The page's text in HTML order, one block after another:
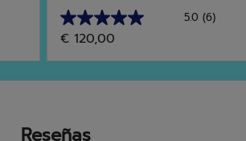
5.0 (6)
5.0
de
5
estrellas.
reseñas
€ 120,00